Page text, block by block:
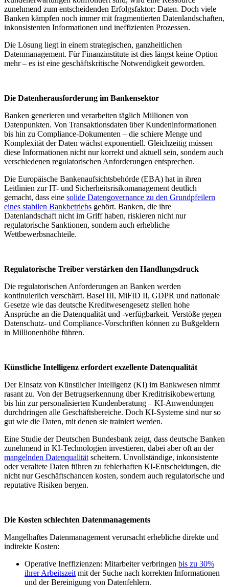
zunehmend zum entscheidenden Erfolgsfaktor: Daten. Doch viele
Banken kämpfen noch immer mit fragmentierten Datenlandschaften,
inkonsistenten Informationen und ineffizienten Prozessen.
Die Lösung liegt in einem strategischen, ganzheitlichen
Datenmanagement. Für Finanzinstitute ist dies längst keine Option
mehr – es ist eine geschäftskritische Notwendigkeit geworden.
Die Datenherausforderung im Bankensektor
Banken generieren und verarbeiten täglich Millionen von
Datenpunkten. Von Transaktionsdaten über Kundeninformationen
bis hin zu Compliance-Dokumenten – die schiere Menge und
Komplexität der Daten wächst exponentiell. Gleichzeitig müssen
diese Informationen nicht nur korrekt und aktuell sein, sondern auch
verschiedenen regulatorischen Anforderungen entsprechen.
Die Europäische Bankenaufsichtsbehörde (EBA) hat in ihren
Leitlinien zur IT- und Sicherheitsrisikomanagement deutlich
gemacht, dass eine solide Datengovernance zu den Grundpfeilern
eines stabilen Bankbetriebs gehört. Banken, die ihre
Datenlandschaft nicht im Griff haben, riskieren nicht nur
regulatorische Sanktionen, sondern auch erhebliche
Wettbewerbsnachteile.
Regulatorische Treiber verstärken den Handlungsdruck
Die regulatorischen Anforderungen an Banken werden
kontinuierlich verschärft. Basel III, MiFID II, GDPR und nationale
Gesetze wie das deutsche Kreditwesengesetz stellen hohe
Ansprüche an die Datenqualität und -verfügbarkeit. Verstöße gegen
Datenschutz- und Compliance-Vorschriften können zu Bußgeldern
in Millionenhöhe führen.
Künstliche Intelligenz erfordert exzellente Datenqualität
Der Einsatz von Künstlicher Intelligenz (KI) im Bankwesen nimmt
rasant zu. Von der Betrugserkennung über Kreditrisikobewertung
bis hin zur personalisierten Kundenberatung – KI-Anwendungen
durchdringen alle Geschäftsbereiche. Doch KI-Systeme sind nur so
gut wie die Daten, mit denen sie trainiert werden.
Eine Studie der Deutschen Bundesbank zeigt, dass deutsche Banken
zunehmend in KI-Technologien investieren, dabei aber oft an der
mangelnden Datenqualität scheitern. Unvollständige, inkonsistente
oder veraltete Daten führen zu fehlerhaften KI-Entscheidungen, die
nicht nur Geschäftschancen kosten, sondern auch regulatorische und
reputative Risiken bergen.
Die Kosten schlechten Datenmanagements
Mangelhaftes Datenmanagement verursacht erhebliche direkte und
indirekte Kosten:
Operative Ineffizienzen: Mitarbeiter verbringen bis zu 30%
ihrer Arbeitszeit mit der Suche nach korrekten Informationen
und der Bereinigung von Datenfehlern.